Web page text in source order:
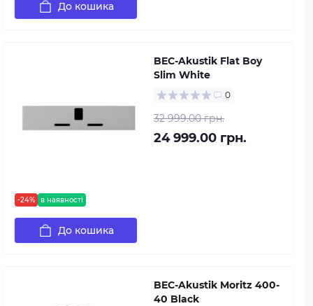
До кошика
-24% в наявності
BEC-Akustik Flat Boy
Slim White
0
32 999.00 грн.
24 999.00 грн.
До кошика
BEC-Akustik Moritz 400-
40 Black